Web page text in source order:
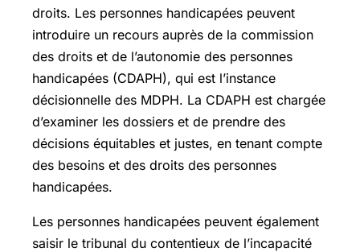
droits. Les personnes handicapées peuvent
introduire un recours auprès de la commission
des droits et de l’autonomie des personnes
handicapées (CDAPH), qui est l’instance
décisionnelle des MDPH. La CDAPH est chargée
d’examiner les dossiers et de prendre des
décisions équitables et justes, en tenant compte
des besoins et des droits des personnes
handicapées.
Les personnes handicapées peuvent également
saisir le tribunal du contentieux de l’incapacité